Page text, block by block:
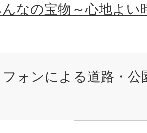
なの宝物～心地よい
ォンによる道路・